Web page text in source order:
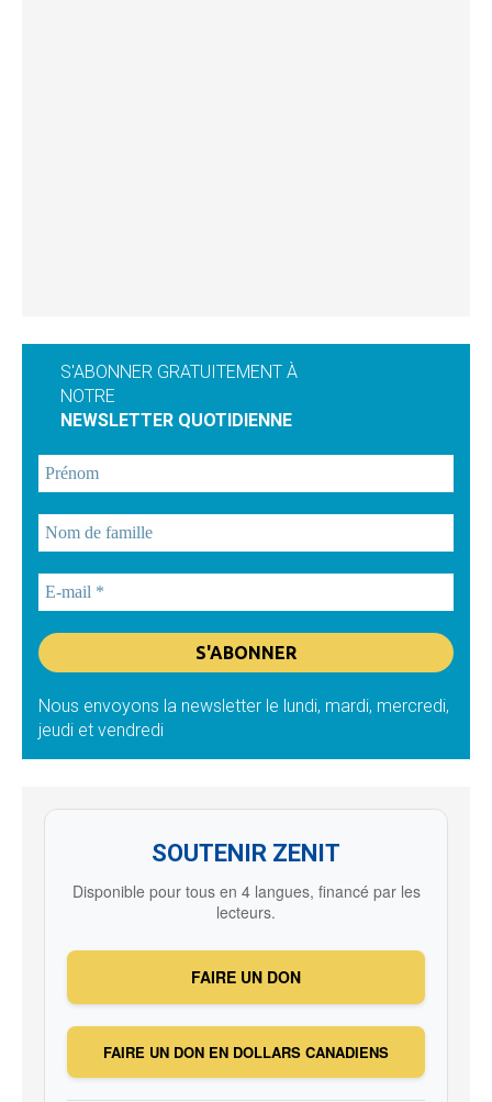
S'ABONNER GRATUITEMENT À
NOTRE
NEWSLETTER QUOTIDIENNE
Nous envoyons la newsletter le lundi, mardi, mercredi,
jeudi et vendredi
SOUTENIR ZENIT
Disponible pour tous en 4 langues, financé par les
lecteurs.
FAIRE UN DON
FAIRE UN DON EN DOLLARS CANADIENS